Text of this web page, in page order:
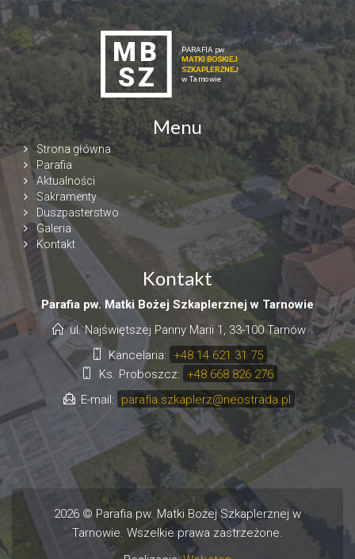
Menu
Strona główna
Parafia
Aktualności
Sakramenty
Duszpasterstwo
Galeria
Kontakt
Kontakt
Parafia pw. Matki Bożej Szkaplerznej w Tarnowie
ul. Najświętszej Panny Marii 1, 33-100 Tarnów
Kancelaria:
+48 14 621 31 75
Ks. Proboszcz:
+48 668 826 276
E-mail:
parafia.szkaplerz@neostrada.pl
2026 © Parafia pw. Matki Bożej Szkaplerznej w
Tarnowie. Wszelkie prawa zastrzeżone.